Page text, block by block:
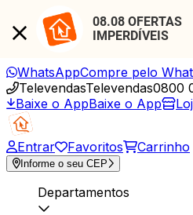
08.08 OFERTAS
IMPERDÍVEIS
WhatsAppCompre pelo
TelevendasTelevendas0800
Baixe o AppBaixe o App
Entrar Favoritos Carrinho
Informe o seu CEP
Departamentos